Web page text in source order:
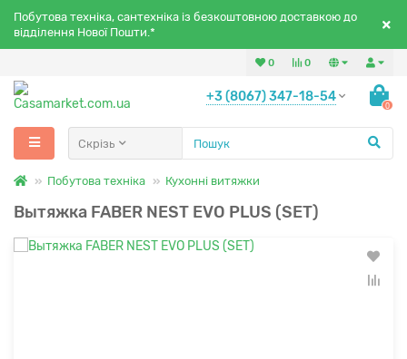
Побутова техніка, сантехніка із безкоштовною доставкою до
відділення Нової Пошти.*
0
0
+3 (8067) 347-18-54
0
Скрізь
Побутова техніка Кухонні витяжки
Вытяжка FABER NEST EVO PLUS (SET)